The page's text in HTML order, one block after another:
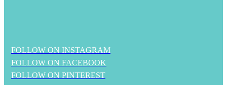
FOLLOW ON INSTAGRAM
FOLLOW ON FACEBOOK
FOLLOW ON PINTEREST